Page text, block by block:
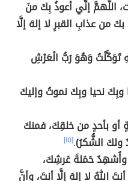
اللَّهمَّ إنِّي أعوذُ بِكَ منَ
من عذابِ القبرِ لا إلهَ إلَّا
تَوَكَّلْتُ وَهُوَ رَبُّ الْعَرْشِ
نحيا وبِكَ نموتُ وإليكَ
بأحدٍ من خلقِكَ، فمنكَ
ولكَ الشُّكرُ).[١٥]
حَمَلةَ عَرشِكَ،
اللهُ لا إلهَ إلَّا أنتَ، وأنَّ